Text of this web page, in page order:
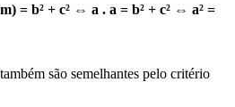
= b² + c² ⇔ a . a = b² + c² ⇔ a² =
também são semelhantes pelo critério